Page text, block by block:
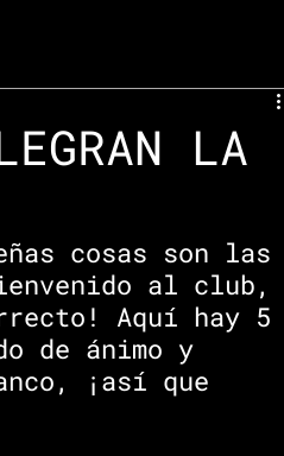
LA
cosas son las
al club,
Aquí hay 5
de ánimo y
¡así que